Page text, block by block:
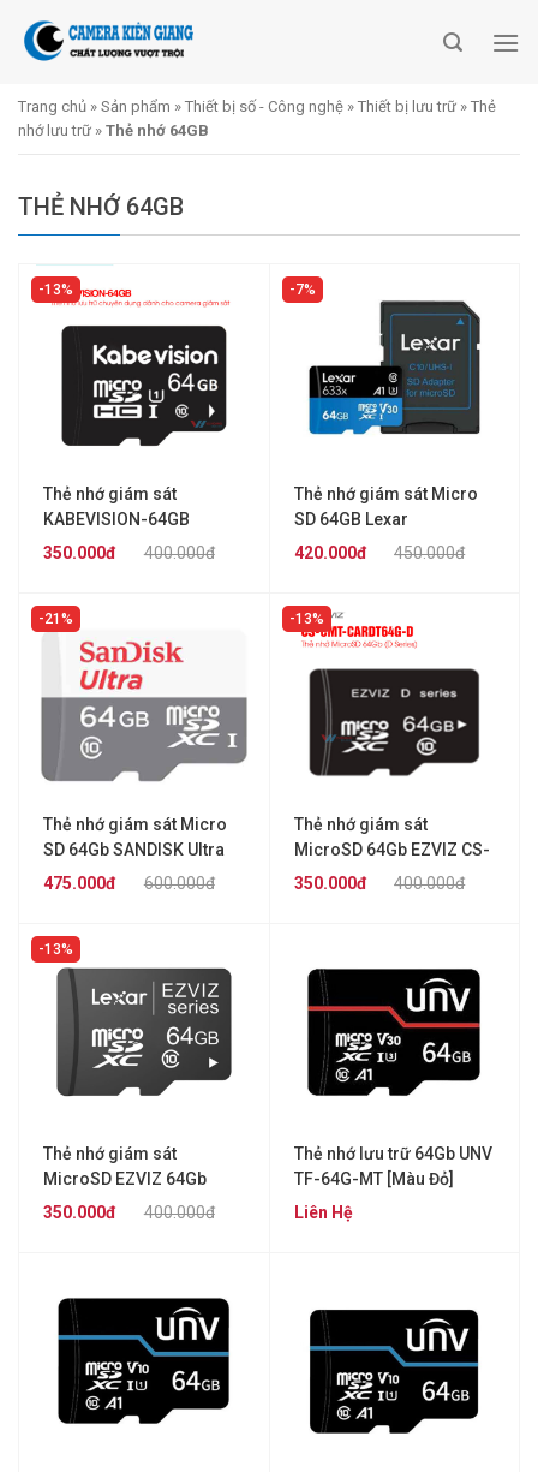
Trang chủ » Sản phẩm » Thiết bị số - Công nghệ » Thiết bị lưu trữ » Thẻ
nhớ lưu trữ » Thẻ nhớ 64GB
THẺ NHỚ 64GB
13%
Thẻ nhớ giám sát
KABEVISION-64GB
400.000đ
350.000đ
7%
Thẻ nhớ giám sát Micro
SD 64GB Lexar
LSDMI64GBB633A Class
450.000đ
420.000đ
21%
Thẻ nhớ giám sát Micro
SD 64Gb SANDISK Ultra
SDSQQNR-064G-GN6MN
600.000đ
475.000đ
13%
Thẻ nhớ giám sát
MicroSD 64Gb EZVIZ CS-
CMT-CARDT64G-D
400.000đ
350.000đ
13%
Thẻ nhớ giám sát
MicroSD EZVIZ 64Gb
400.000đ
350.000đ
Thẻ nhớ lưu trữ 64Gb UNV
TF-64G-MT [Màu Đỏ]
Liên Hệ